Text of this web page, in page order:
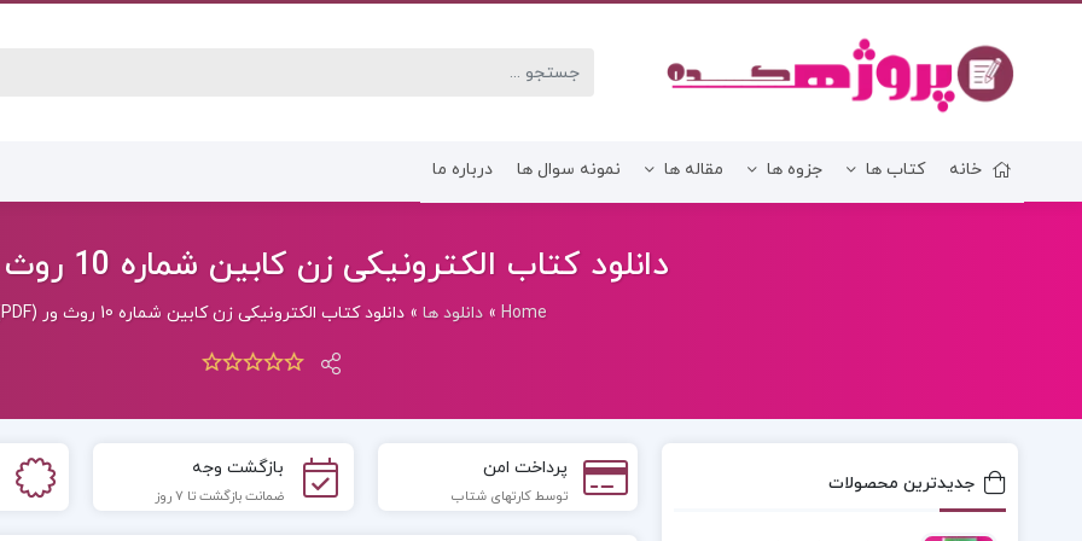
خانه کتاب ها
زبان و ادبیات فارسی کتاب رشته انسانی کتاب رشته
جزوه ها مقاله ها نمونه سوال ها درباره ما
دانلود کتاب الکترونیکی زن کابین شماره 10 روث ور (PDF)
Home
»دانلود ها »دانلود کتاب الکترونیکی زن کابین شماره 10 روث ور (PDF)
پرداخت امن
توسط کارتهای شتاب
بازگشت وجه
ضمانت بازگشت تا 7 روز
جدیدترین محصولات